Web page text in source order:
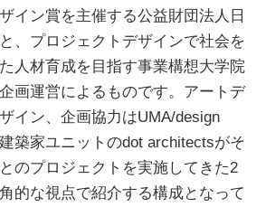
イン賞を主催する公益財団法人日
、プロジェクトデザインで社会を
人材育成を目指す事業構想大学院
画運営によるものです。アートデ
イン、企画協力はUMA/design
築家ユニットのdot architectsがそ
のプロジェクトを実施してきた2
的な視点で紹介する構成となって